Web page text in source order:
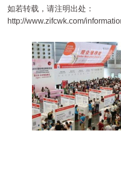
如若转载，请注明出处：
http://www.zifcwk.com/